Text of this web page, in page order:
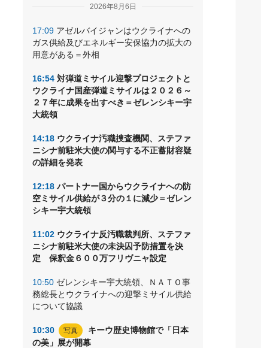
2026年8月6日
17:09 アゼルバイジャンはウクライナへの
ガス供給及びエネルギー安保協力の拡大の
用意がある＝外相
16:54 対弾道ミサイル迎撃プロジェクトと
ウクライナ国産弾道ミサイルは２０２６～
２７年に成果を出すべき＝ゼレンシキー宇
大統領
14:18 ウクライナ汚職捜査機関、ステファ
ニシナ前駐米大使の関与する不正蓄財容疑
の詳細を発表
12:18 パートナー国からウクライナへの防
空ミサイル供給が３分の１に減少＝ゼレン
シキー宇大統領
11:02 ウクライナ反汚職裁判所、ステファ
ニシナ前駐米大使の未決囚予防措置を決
定 保釈金６００万フリヴニャ設定
10:50 ゼレンシキー宇大統領、ＮＡＴＯ事
務総長とウクライナへの迎撃ミサイル供給
について協議
10:30 写真
キーウ歴史博物館で「日本
の美」展が開幕